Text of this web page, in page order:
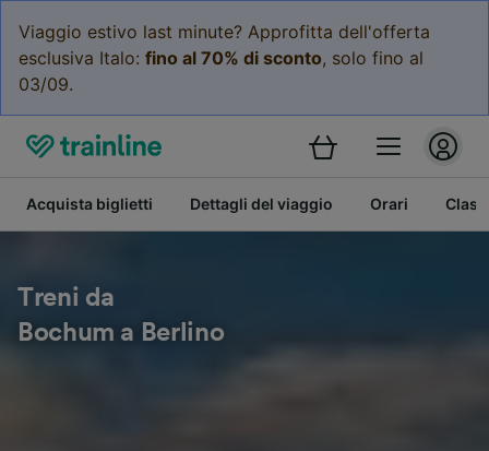
Viaggio estivo last minute? Approfitta dell'offerta
esclusiva Italo: fino al 70% di sconto, solo fino al
03/09.
Acquista biglietti Dettagli del viaggio Orari
Treni da
Bochum a Berlino